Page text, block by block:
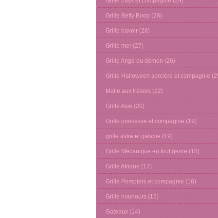
Grille Betty Boop (28)
Grille bavoir (28)
Grille mer (27)
Grille Ange ou démon (26)
Grille Halloween sorcière et compagnie
Malle aux trésors (22)
Grille Asie (20)
Grille princesse et compagnie (19)
grille astre et galaxie (19)
Grille Mécanique en tout genre (18)
Grille Afrique (17)
Grille Pompiers et compagnie (16)
Grille nounours (15)
Gateaux (14)